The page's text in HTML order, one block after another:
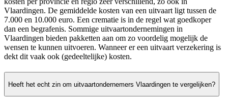
Vlaardingen. De gemiddelde kosten van een uitvaart ligt tussen de
7.000 en 10.000 euro. Een crematie is in de regel wat goedkoper
dan een begrafenis. Sommige uitvaartondernemingen in
Vlaardingen bieden pakketten aan om zo voordelig mogelijk de
wensen te kunnen uitvoeren. Wanneer er een uitvaart verzekering is
dekt dit vaak ook (gedeeltelijke) kosten.
Heeft het echt zin om uitvaartondernemers Vlaardingen te vergelijken?